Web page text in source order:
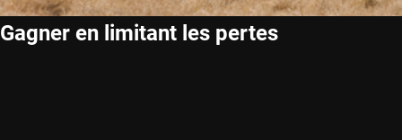
Gagner en limitant les pertes